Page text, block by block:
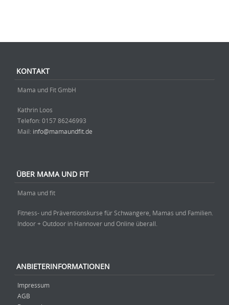
KONTAKT
Mama und Fit GmbH
Kathrin Loos
Telefon: ‭0157 86246993‬
Mail: info@mamaundfit.de
ÜBER MAMA UND FIT
Mama und fit
Fitness- und Präventionskurse für Schwangere, Mamas und Familien.
Indoor + Outdoor in Hannover und Online überall.
ANBIETERINFORMATIONEN
Impressum
AGB